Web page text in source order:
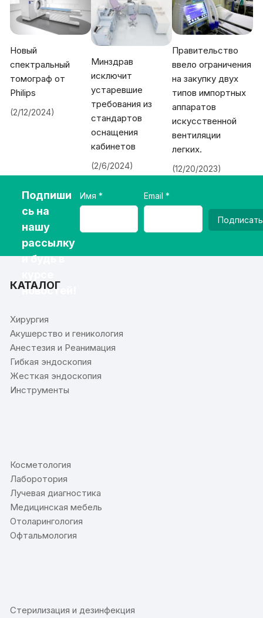
Новый
спектральный
томограф от
Philips
(2/12/2024)
Минздрав
исключит
устаревшие
требования из
стандартов
оснащения
кабинетов
(2/6/2024)
Правительство
ввело ограничения
на закупку двух
типов импортных
аппаратов
искусственной
вентиляции
легких.
(12/20/2023)
Подпиши
сь на
нашу
рассылку
и будь в
новостей!
Имя Email
КАТАЛОГ
Хирургия
Акушерство и геникология
Анестезия и Реанимация
Гибкая эндоскопия
Жесткая эндоскопия
Инструменты
Косметология
Лаборотория
Лучевая диагностика
Медицинская мебель
Отоларингология
Офтальмология
Стерилизация и дезинфекция